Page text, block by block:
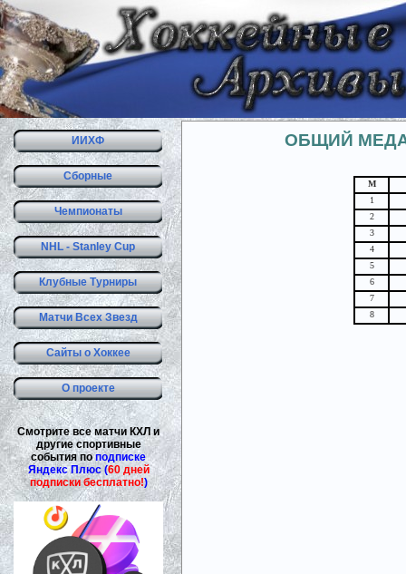
ИИХФ
Сборные
Чемпионаты
NHL - Stanley Cup
Клубные Турниры
Матчи Всех Звезд
Сайты о Хоккее
О проекте
Смотрите все матчи КХЛ и
другие спортивные
события поподписке
Яндекс Плюс (60 дней
подписки бесплатно!)
ОБЩИЙ
М
1
2
3
4
5
6
7
8